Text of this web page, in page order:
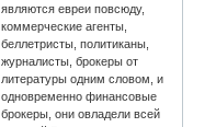
являются евреи повсюду,
коммерческие агенты,
беллетристы, политиканы,
журналисты, брокеры от
литературы одним словом, и
одновременно финансовые
брокеры, они овладели всей